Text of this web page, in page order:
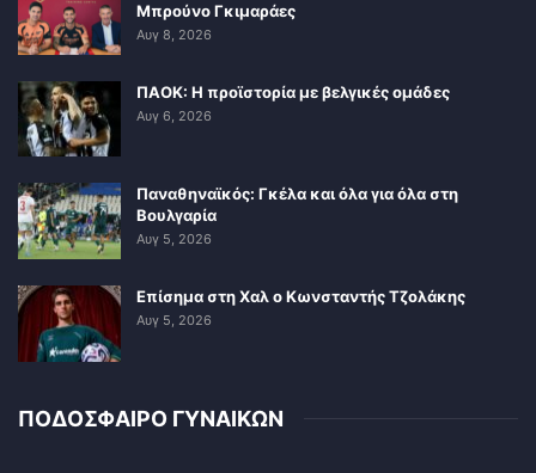
Μπρούνο Γκιμαράες
Αυγ 8, 2026
ΠΑΟΚ: Η προϊστορία με βελγικές ομάδες
Αυγ 6, 2026
Παναθηναϊκός: Γκέλα και όλα για όλα στη
Βουλγαρία
Αυγ 5, 2026
Επίσημα στη Χαλ ο Κωνσταντής Τζολάκης
Αυγ 5, 2026
ΠΟΔΟΣΦΑΙΡΟ ΓΥΝΑΙΚΩΝ